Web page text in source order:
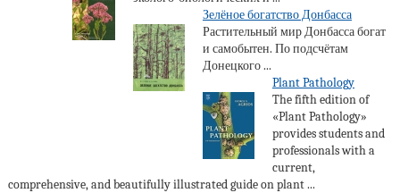
Зелёное богатство Донбасса
Растительный мир Донбасса богат
и самобытен. По подсчётам
Донецкого ...
Plant Pathology
The fifth edition of
«Plant Pathology»
provides students and
professionals with a
current,
comprehensive, and beautifully illustrated guide on plant ...